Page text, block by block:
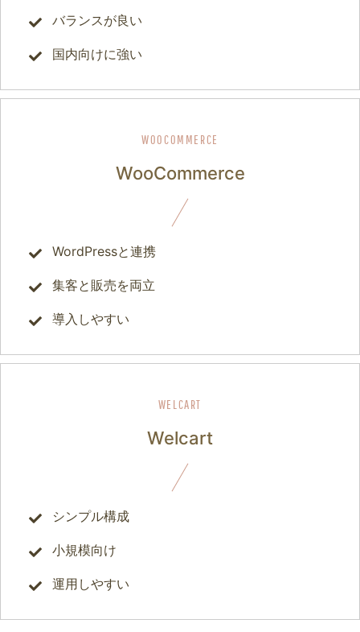
バランスが良い
国内向けに強い
WooCommerce
WordPressと連携
集客と販売を両立
導入しやすい
Welcart
シンプル構成
小規模向け
運用しやすい